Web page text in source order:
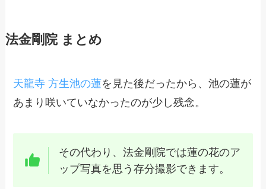
法金剛院 まとめ
天龍寺 方生池の蓮を見た後だったから、池の蓮が
あまり咲いていなかったのが少し残念。
その代わり、法金剛院では蓮の花のア
ップ写真を思う存分撮影できます。